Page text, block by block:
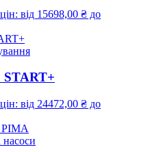
від 15698,00 ₴ до
START+
від 24472,00 ₴ до
насоси